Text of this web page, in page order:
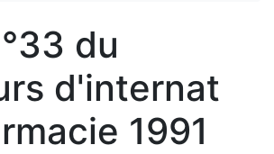
du
d'internat
1991